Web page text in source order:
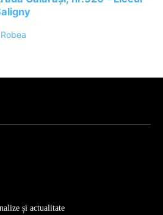
și actualitate